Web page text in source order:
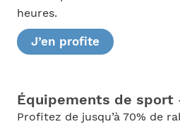
heures.
J’en profite
Équipements de sport
Profitez de jusqu’à 70% de